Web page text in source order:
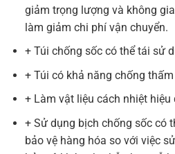
giảm trọng lượng và không
làm giảm chi phí vận chuyển.
+ Túi chống sốc có thể tái sử
+ Túi có khả năng chống
+ Làm vật liệu cách nhiệt hiệu
+ Sử dụng bịch chống sốc có
bảo vệ hàng hóa so với việc